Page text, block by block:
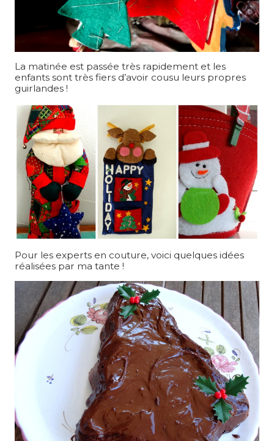
La matinée est passée très rapidement et les
enfants sont très fiers d’avoir cousu leurs propres
guirlandes !
Pour les experts en couture, voici quelques idées
réalisées par ma tante !